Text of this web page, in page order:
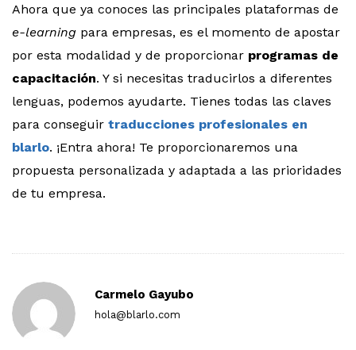
Ahora que ya conoces las principales plataformas de
e-learning para empresas, es el momento de apostar
por esta modalidad y de proporcionar programas de
capacitación. Y si necesitas traducirlos a diferentes
lenguas, podemos ayudarte. Tienes todas las claves
para conseguir traducciones profesionales en
blarlo. ¡Entra ahora! Te proporcionaremos una
propuesta personalizada y adaptada a las prioridades
de tu empresa.
Carmelo Gayubo
hola@blarlo.com